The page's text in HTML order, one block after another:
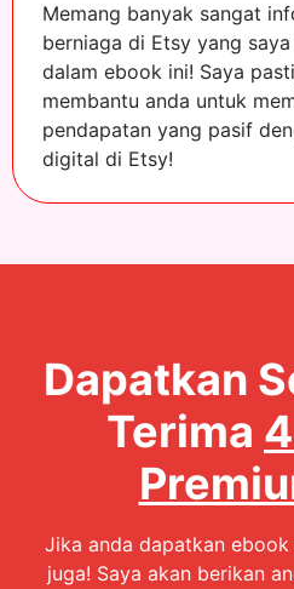
Memang banyak sangat
berniaga di Etsy yang
dalam ebook ini! Saya
membantu anda untuk
pendapatan yang pasif
digital di Etsy!
Dapatkan
Terima
Jika anda dapatkan
juga! Saya akan berikan